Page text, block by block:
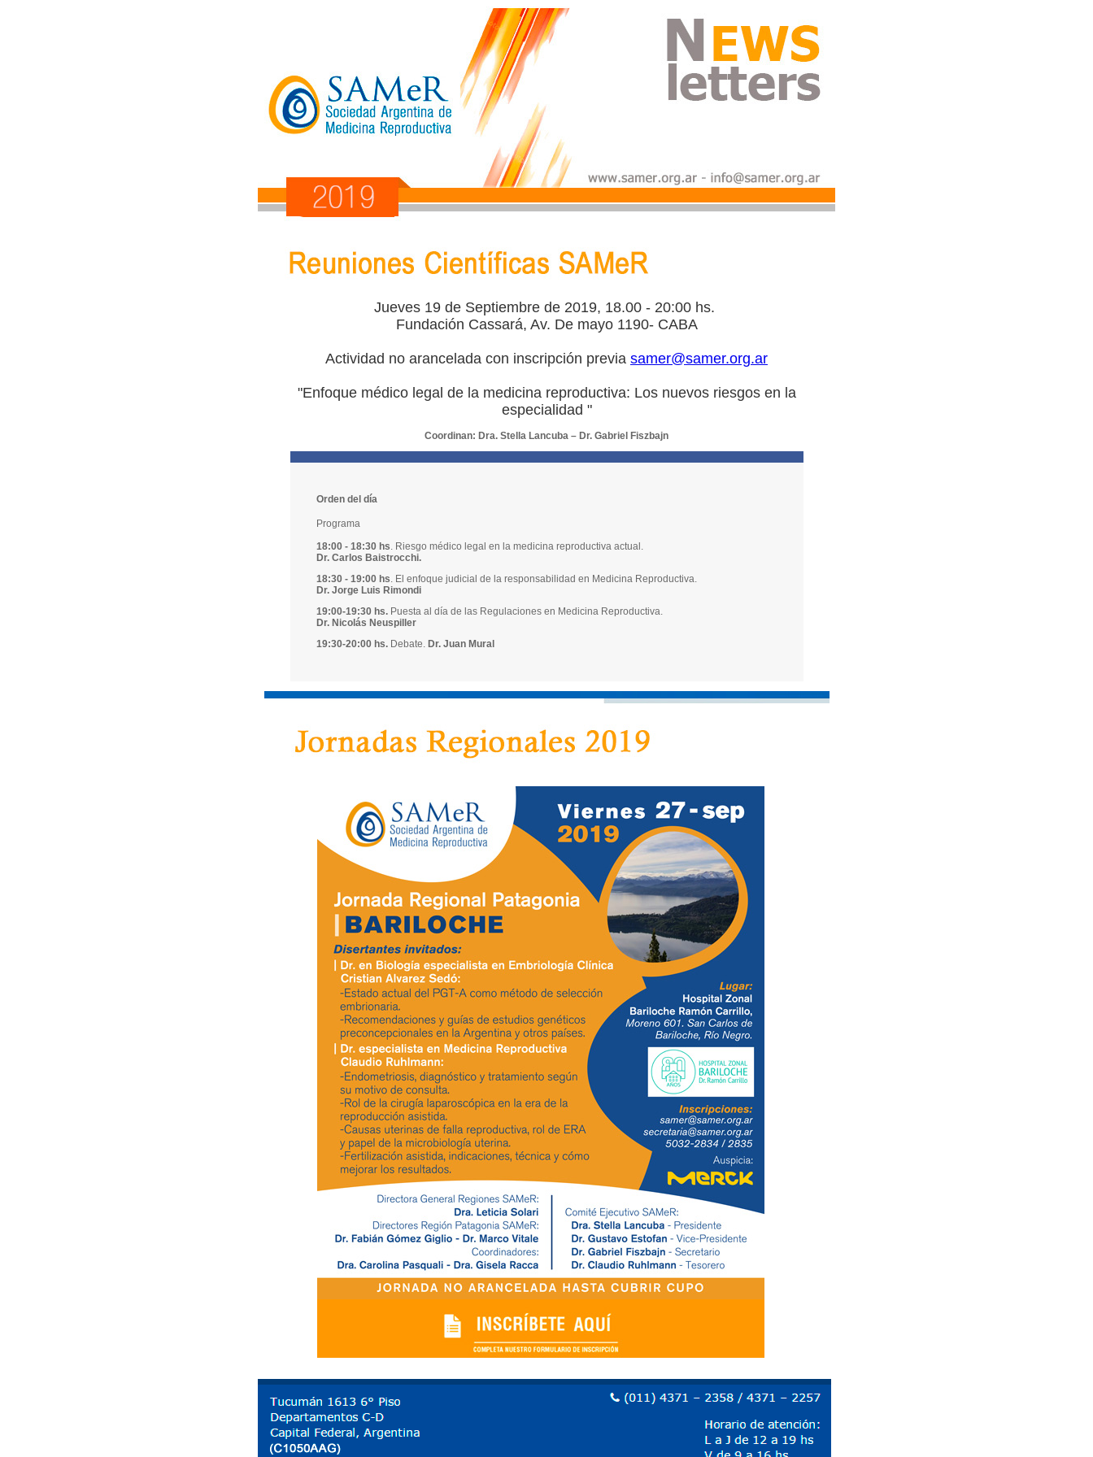
Jueves 19 de Septiembre de 2019, 18.00 - 20:00 hs.
Fundación Cassará, Av. De mayo 1190- CABA
Actividad no arancelada con inscripción previa samer@samer.org.ar
"Enfoque médico legal de la medicina reproductiva: Los nuevos riesgos en la
especialidad "
Coordinan: Dra. Stella Lancuba – Dr. Gabriel Fiszbajn
Orden del día
Programa
18:00 - 18:30 hs. Riesgo médico legal en la medicina reproductiva actual.
Dr. Carlos Baistrocchi.
18:30 - 19:00 hs. El enfoque judicial de la responsabilidad en Medicina Reproductiva.
Dr. Jorge Luis Rimondi
19:00-19:30 hs.Puesta al día de las Regulaciones en Medicina Reproductiva.
Dr. Nicolás Neuspiller
19:30-20:00 hs.Debate. Dr. Juan Mural